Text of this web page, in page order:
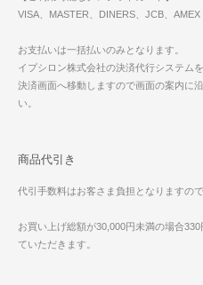
VISA、MASTER、DINERS、JCB、AMEX
お支払いは一括払いのみとなります。
イプシロン株式会社の決済代行システム
決済画面へ移動しますので画面の案内に
い。
商品代引き
代引手数料はお客さま負担となりますの
お買い上げ総額が30,000円未満の場合
ていただきます。